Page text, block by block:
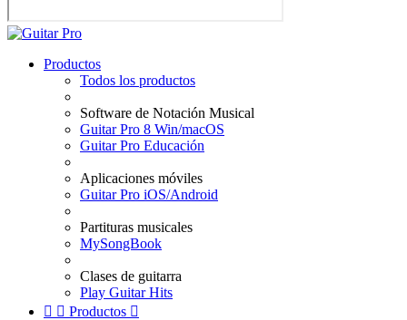
Productos
Todos los productos
Software de Notación Musical
Guitar Pro 8 Win/macOS
Guitar Pro Educación
Aplicaciones móviles
Guitar Pro iOS/Android
Partituras musicales
MySongBook
Clases de guitarra
Play Guitar Hits
  Productos 